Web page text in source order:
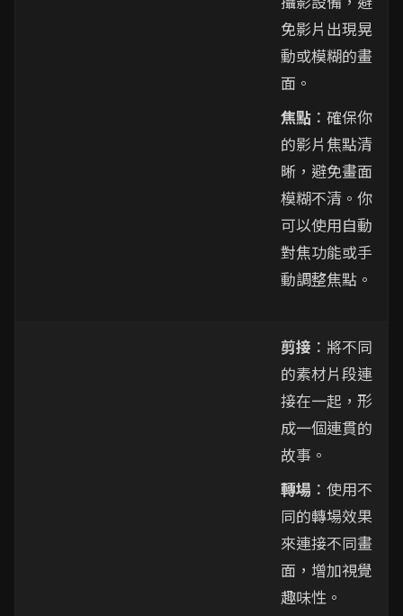
免影片出現晃
動或模糊的畫
面。
焦點 ：確保你
的影片焦點清
晰，避免畫面
模糊不清。你
可以使用自動
對焦功能或手
動調整焦點。
剪接 ：將不同
的素材片段連
接在一起，形
成一個連貫的
故事。
轉場 ：使用不
同的轉場效果
來連接不同畫
面，增加視覺
趣味性。